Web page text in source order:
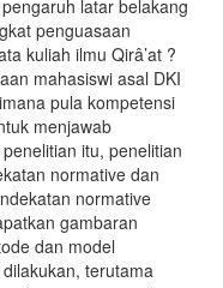
latar belakang
penguasaan
kuliah ilmu Qirâ’at ?
mahasiswi asal DKI
pula kompetensi
menjawab
itu, penelitian
normative dan
normative
gambaran
dan model
terutama